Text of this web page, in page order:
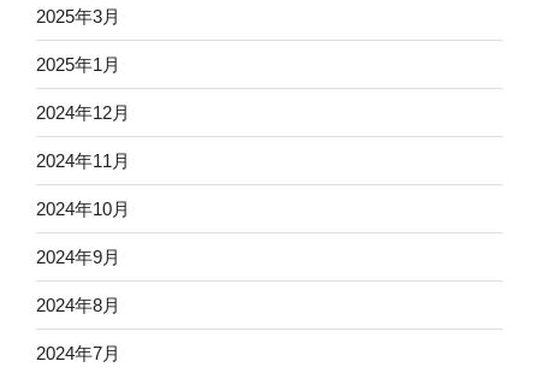
2025年3月
2025年1月
2024年12月
2024年11月
2024年10月
2024年9月
2024年8月
2024年7月